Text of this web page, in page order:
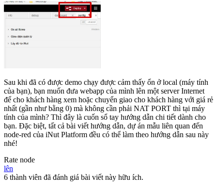
Sau khi đã có được demo chạy được cảm thấy ổn ở local (máy tính
của bạn), bạn muốn đưa webapp của mình lên một server Internet
để cho khách hàng xem hoặc chuyển giao cho khách hàng với giá rẻ
nhất (gần như bằng 0) mà không cần phải NAT PORT thì tại máy
tính của mình? Thì đây là cuốn sổ tay hướng dẫn chi tiết dành cho
bạn. Đặc biệt, tất cả bài viết hướng dẫn, dự án mẫu liên quan đến
node-red của iNut Platform đều có thể làm theo hướng dẫn sau này
nhé!
Rate node
lên
6 thành viên đã đánh giá bài viết này hữu ích.